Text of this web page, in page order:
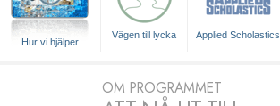
Hur vi hjälper
Vägen till lycka Applied Scholastics
OM PROGRAMMET